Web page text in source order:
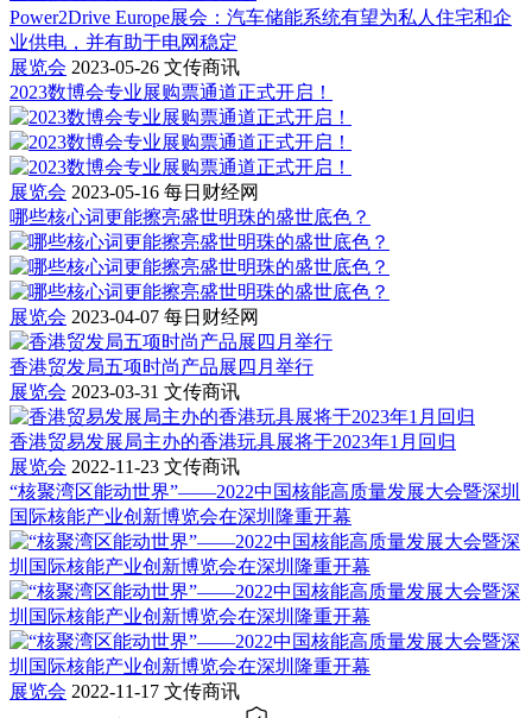
Power2Drive Europe展会：汽车储能系统有望为私人住宅和企
业供电，并有助于电网稳定
展览会 2023-05-26 文传商讯
2023数博会专业展购票通道正式开启！
展览会 2023-05-16 每日财经网
哪些核心词更能擦亮盛世明珠的盛世底色？
展览会 2023-04-07 每日财经网
香港贸发局五项时尚产品展四月举行
展览会 2023-03-31 文传商讯
香港贸易发展局主办的香港玩具展将于2023年1月回归
展览会 2022-11-23 文传商讯
“核聚湾区能动世界”——2022中国核能高质量发展大会暨深圳
国际核能产业创新博览会在深圳隆重开幕
展览会 2022-11-17 文传商讯